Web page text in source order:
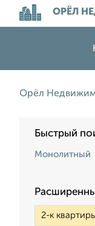
ОРЁЛ
Орёл
Быстрый
Монолитный